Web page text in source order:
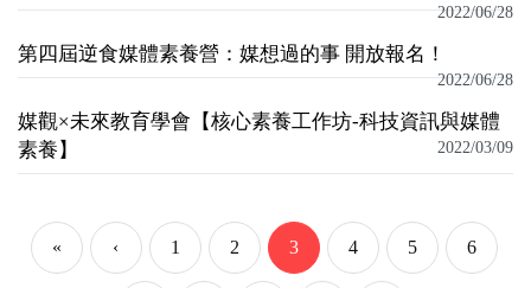
2022/06/28
第四屆逆食媒體素養營：媒想過的事 開放報名！
2022/06/28
媒觀×未來教育學會【核心素養工作坊-科技資訊與媒體
素養】
2022/03/09
« ‹ 1 2 3 4 5 6